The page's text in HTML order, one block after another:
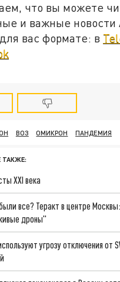
что вы можете
и важные новости
вас формате: в
ВОЗ ОМИКРОН ПАНДЕМИЯ
ТАКЖЕ:
XXI века
все? Теракт в центре
дроны"
угрозу отключения от